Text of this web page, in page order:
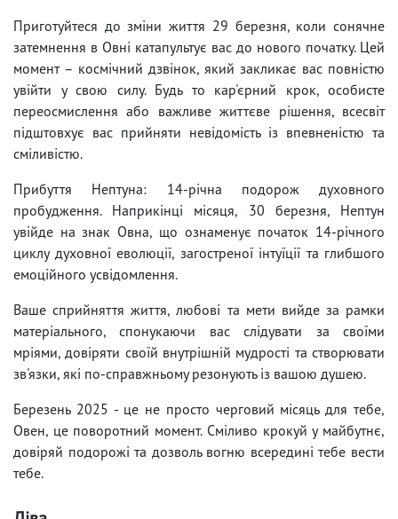
Приготуйтеся до зміни життя 29 березня, коли сонячне
затемнення в Овні катапультує вас до нового початку. Цей
момент – космічний дзвінок, який закликає вас повністю
увійти у свою силу. Будь то кар'єрний крок, особисте
переосмислення або важливе життєве рішення, всесвіт
підштовхує вас прийняти невідомість із впевненістю та
сміливістю.
Прибуття Нептуна: 14-річна подорож духовного
пробудження. Наприкінці місяця, 30 березня, Нептун
увійде на знак Овна, що ознаменує початок 14-річного
циклу духовної еволюції, загостреної інтуїції та глибшого
емоційного усвідомлення.
Ваше сприйняття життя, любові та мети вийде за рамки
матеріального, спонукаючи вас слідувати за своїми
мріями, довіряти своїй внутрішній мудрості та створювати
зв'язки, які по-справжньому резонують із вашою душею.
Березень 2025 - це не просто черговий місяць для тебе,
Овен, це поворотний момент. Сміливо крокуй у майбутнє,
довіряй подорожі та дозволь вогню всередині тебе вести
тебе.